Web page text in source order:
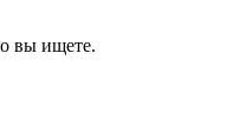
вы ищете.